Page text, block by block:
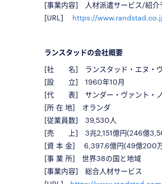
[事業内容] 人材派遣サービス/紹介
[URL] https://
ランスタッドの会社概要
[社 名] ランスタッド・エヌ・
[設 立] 1960年10月
[代 表] サンダー・ヴァント・ノ
[所 在 地] オランダ
[従業員数] 39,530 人
[売 上] 3兆2,151億円(246億
[資 本 金] 6,397.6億円(49億200
[事 業 所] 世界38の国と地域
[事業内容] 総合人材サービス